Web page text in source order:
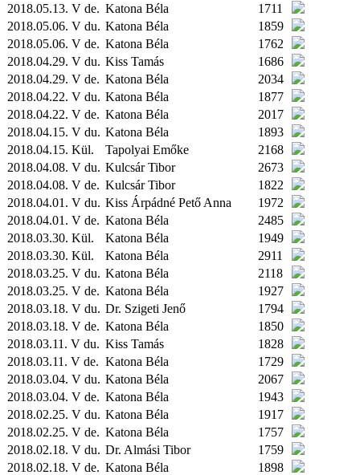
2018.05.13. V de. Katona Béla
1711
2018.05.06. V du. Katona Béla
1859
2018.05.06. V de. Katona Béla
1762
2018.04.29. V du. Kiss Tamás
1686
2018.04.29. V de. Katona Béla
2034
2018.04.22. V du. Katona Béla
1877
2018.04.22. V de. Katona Béla
2017
2018.04.15. V du. Katona Béla
1893
2018.04.15. Kül. Tapolyai Emőke
2168
2018.04.08. V du. Kulcsár Tibor
2673
2018.04.08. V de. Kulcsár Tibor
1822
2018.04.01. V du. Kiss Árpádné Pető Anna
1972
2018.04.01. V de. Katona Béla
2485
2018.03.30. Kül. Katona Béla
1949
2018.03.30. Kül. Katona Béla
2911
2018.03.25. V du. Katona Béla
2118
2018.03.25. V de. Katona Béla
1927
2018.03.18. V du. Dr. Szigeti Jenő
1794
2018.03.18. V de. Katona Béla
1850
2018.03.11. V du. Kiss Tamás
1828
2018.03.11. V de. Katona Béla
1729
2018.03.04. V du. Katona Béla
2067
2018.03.04. V de. Katona Béla
1943
2018.02.25. V du. Katona Béla
1917
2018.02.25. V de. Katona Béla
1757
2018.02.18. V du. Dr. Almási Tibor
1759
2018.02.18. V de. Katona Béla
1898